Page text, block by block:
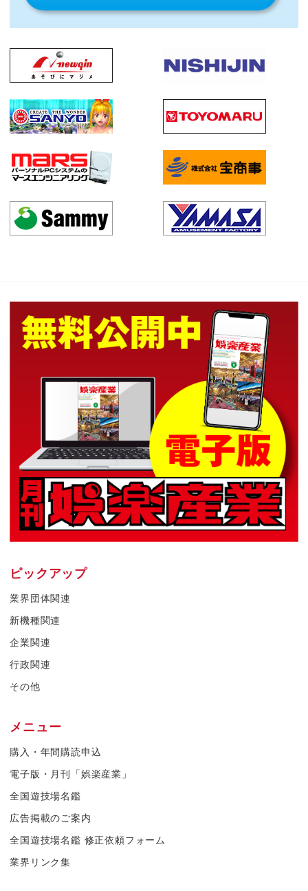
ピックアップ
業界団体関連
新機種関連
企業関連
行政関連
その他
メニュー
購入・年間購読申込
電子版・月刊「娯楽産業」
全国遊技場名鑑
広告掲載のご案内
全国遊技場名鑑 修正依頼フォーム
業界リンク集